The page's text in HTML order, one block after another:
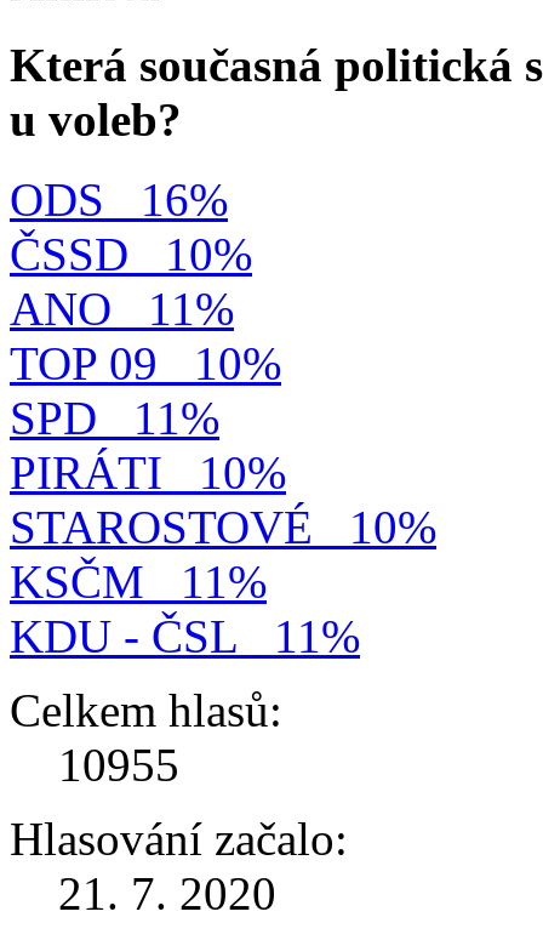
Která současná politická
u voleb?
ODS
16%
ČSSD
10%
ANO
11%
TOP 09
10%
SPD
11%
PIRÁTI
10%
STAROSTOVÉ
10%
KSČM
11%
KDU - ČSL
11%
Celkem hlasů:
10955
Hlasování začalo:
21. 7. 2020